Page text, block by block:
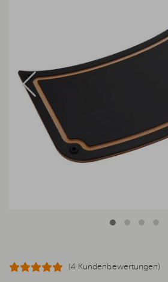
(4 Kundenbewertungen)